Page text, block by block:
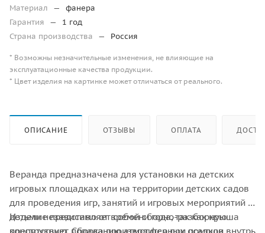
Материал
—
фанера
Гарантия
—
1 год
Страна производства
— Россия
* Возможны незначительные изменения, не влияющие на
эксплуатационные качества продукции.
* Цвет изделия на картинке может отличаться от реального.
ОПИСАНИЕ ОТЗЫВЫ ОПЛАТА
Веранда предназначена для установки на детских
игровых площадках или на территории детских садов
для проведения игр, занятий и игровых мероприятий с
детьми независимо от времени года, так как крыша
препятствует попаданию атмосферных осадков внутрь
Изделие представляет собой сборно-разборную
конструкцию. Сборка производится при помощи